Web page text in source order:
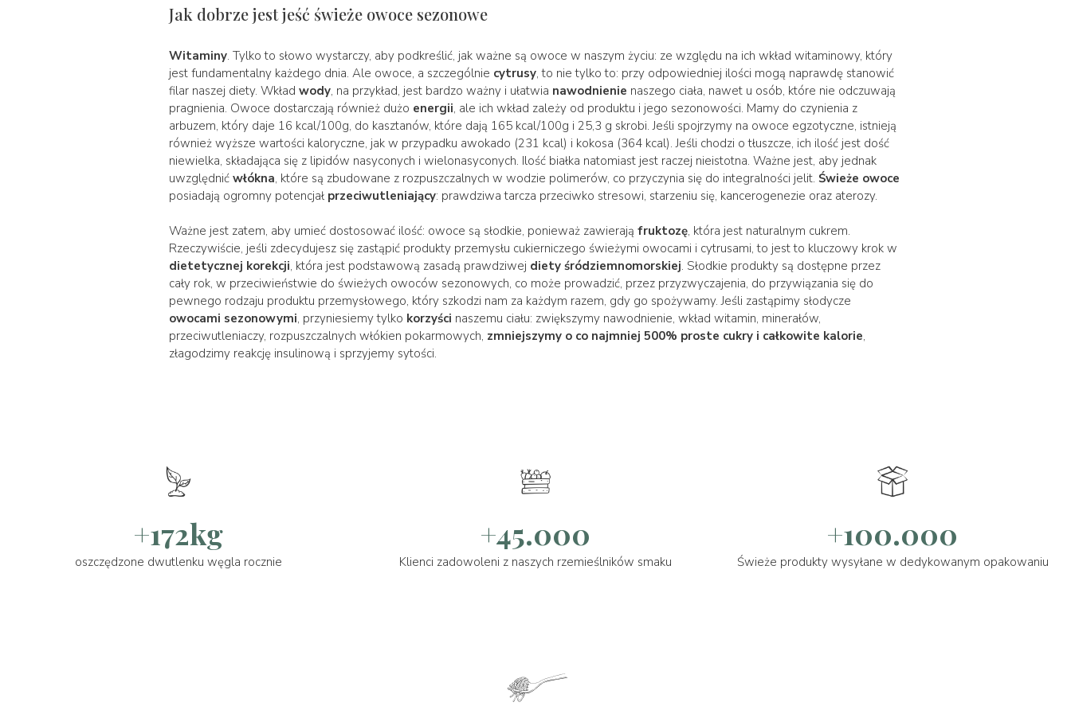
Jak dobrze jest jeść świeże owoce sezonowe
Witaminy. Tylko to słowo wystarczy, aby podkreślić, jak ważne są owoce w naszym życiu: ze względu na ich wkład witaminowy, który
jest fundamentalny każdego dnia. Ale owoce, a szczególnie cytrusy, to nie tylko to: przy odpowiedniej ilości mogą naprawdę stanowić
filar naszej diety. Wkładwody, na przykład, jest bardzo ważny i ułatwia nawodnienie naszego ciała, nawet u osób, które nie odczuwają
pragnienia. Owoce dostarczają również dużo energii, ale ich wkład zależy od produktu i jego sezonowości. Mamy do czynienia z
arbuzem, który daje 16 kcal/100g, do kasztanów, które dają 165 kcal/100g i 25,3 g skrobi. Jeśli spojrzymy na owoce egzotyczne, istnieją
również wyższe wartości kaloryczne, jak w przypadku awokado (231 kcal) i kokosa (364 kcal). Jeśli chodzi o tłuszcze, ich ilość jest dość
niewielka, składająca się z lipidów nasyconych i wielonasyconych. Ilość białka natomiast jest raczej nieistotna. Ważne jest, aby jednak
uwzględnićwłókna, które są zbudowane z rozpuszczalnych w wodzie polimerów, co przyczynia się do integralności jelit.Świeże owoce
posiadają ogromny potencjał przeciwutleniający: prawdziwa tarcza przeciwko stresowi, starzeniu się, kancerogenezie oraz aterozy.
Ważne jest zatem, aby umieć dostosować ilość: owoce są słodkie, ponieważ zawierająfruktozę, która jest naturalnym cukrem.
Rzeczywiście, jeśli zdecydujesz się zastąpić produkty przemysłu cukierniczego świeżymi owocami i cytrusami, to jest to kluczowy krok w
dietetycznej korekcji, która jest podstawową zasadą prawdziwej diety śródziemnomorskiej. Słodkie produkty są dostępne przez
cały rok, w przeciwieństwie do świeżych owoców sezonowych, co może prowadzić, przez przyzwyczajenia, do przywiązania się do
pewnego rodzaju produktu przemysłowego, który szkodzi nam za każdym razem, gdy go spożywamy. Jeśli zastąpimy słodycze
owocami sezonowymi, przyniesiemy tylko korzyści naszemu ciału: zwiększymy nawodnienie, wkład witamin, minerałów,
przeciwutleniaczy, rozpuszczalnych włókien pokarmowych, zmniejszymy o co najmniej 500% proste cukry i całkowite kalorie,
złagodzimy reakcję insulinową i sprzyjemy sytości.
+172kg
oszczędzone dwutlenku węgla rocznie
+45.000
Klienci zadowoleni z naszych rzemieślników smaku
+100.000
Świeże produkty wysyłane w dedykowanym opakowaniu